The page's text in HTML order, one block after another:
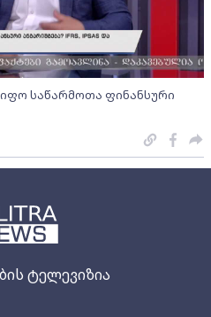
ტელევიზია
საწარმოთა ფინანსური